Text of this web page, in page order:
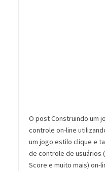
O post Construindo um
controle on-line
um jogo estilo clique e
de controle de usuários
Score e muito mais) on-